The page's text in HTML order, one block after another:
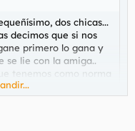
dos chicas...
decimos que si nos
primero lo gana y
se lie con la amiga..
tenemos como norma